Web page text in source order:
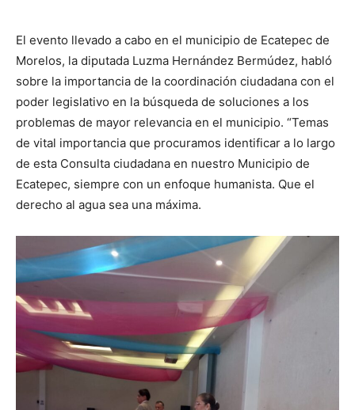
El evento llevado a cabo en el municipio de Ecatepec de
Morelos, la diputada Luzma Hernández Bermúdez, habló
sobre la importancia de la coordinación ciudadana con el
poder legislativo en la búsqueda de soluciones a los
problemas de mayor relevancia en el municipio. “Temas
de vital importancia que procuramos identificar a lo largo
de esta Consulta ciudadana en nuestro Municipio de
Ecatepec, siempre con un enfoque humanista. Que el
derecho al agua sea una máxima.